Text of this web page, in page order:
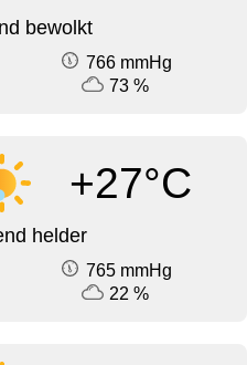
bewolkt
766 mmHg
73 %
+27°C
helder
765 mmHg
22 %